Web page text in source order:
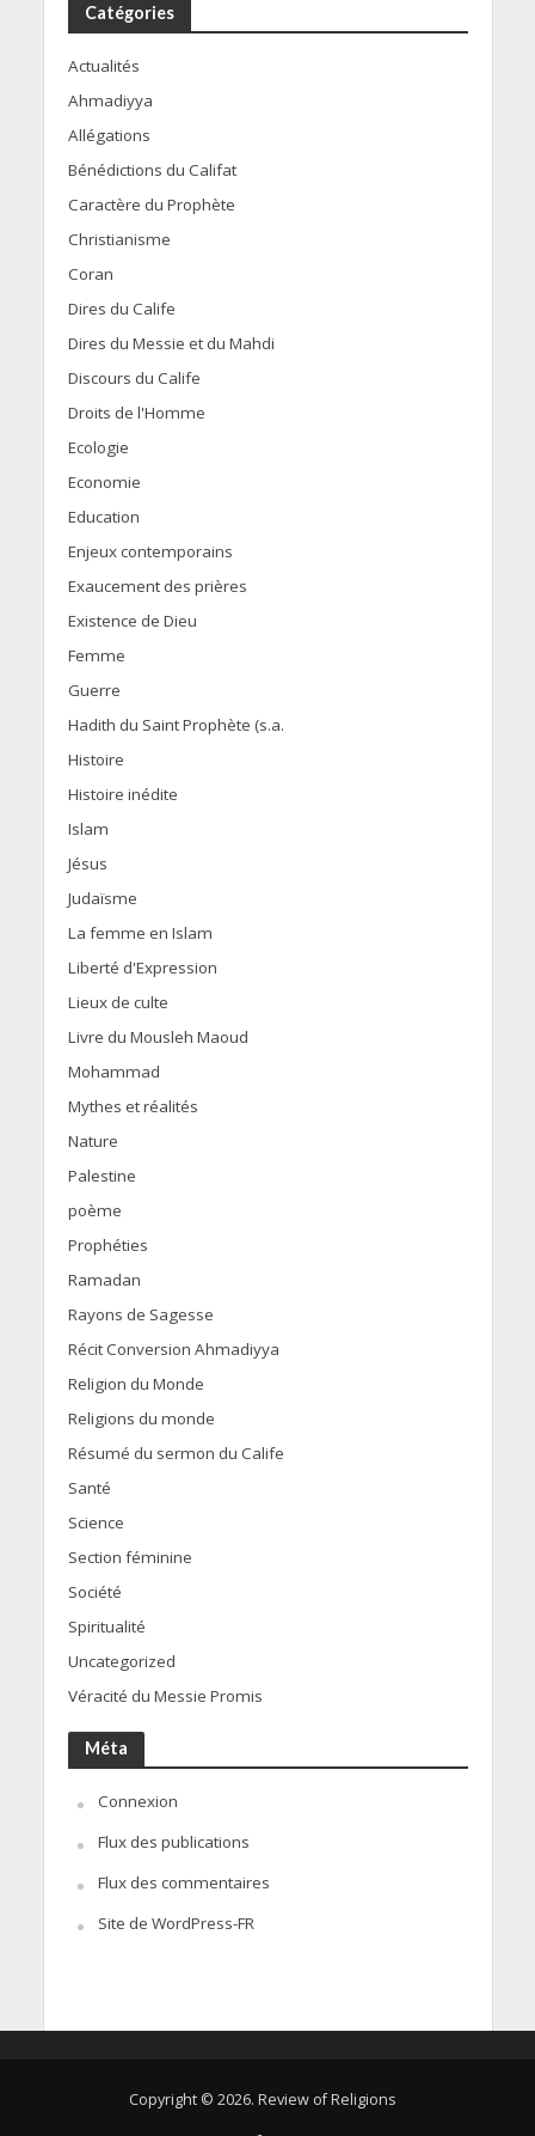
Catégories
Actualités
Ahmadiyya
Allégations
Bénédictions du Califat
Caractère du Prophète
Christianisme
Coran
Dires du Calife
Dires du Messie et du Mahdi
Discours du Calife
Droits de l'Homme
Ecologie
Economie
Education
Enjeux contemporains
Exaucement des prières
Existence de Dieu
Femme
Guerre
Hadith du Saint Prophète (s.a.
Histoire
Histoire inédite
Islam
Jésus
Judaïsme
La femme en Islam
Liberté d'Expression
Lieux de culte
Livre du Mousleh Maoud
Mohammad
Mythes et réalités
Nature
Palestine
poème
Prophéties
Ramadan
Rayons de Sagesse
Récit Conversion Ahmadiyya
Religion du Monde
Religions du monde
Résumé du sermon du Calife
Santé
Science
Section féminine
Société
Spiritualité
Uncategorized
Véracité du Messie Promis
Méta
Connexion
Flux des publications
Flux des commentaires
Site de WordPress-FR
Copyright © 2026. Review of Religions